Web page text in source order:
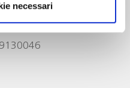
necessari